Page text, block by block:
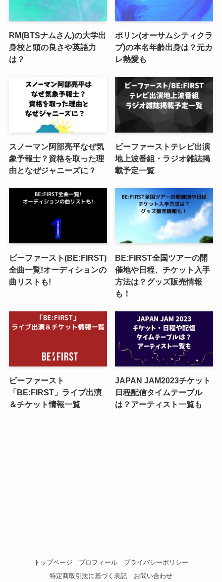
RM(BTSナムさん)の大学出
身校と頭の良さや英語力
は？
ポリン(オーサムシティクラ
ブ)の本名年齢出身は？元カ
レ熱愛も
スノーマン阿部亮平なぜ気
象予報士？資格を取った理
由となぜジャニーズに？
ビーファーストテレビ出演
地上波番組・ラジオ雑誌掲
載予定一覧
ビーファースト(BE:FIRST)
全曲一覧!オーディションの
曲リストも!
BE:FIRST全国ツアーの開
催地や日程、チケット入手
方法は？グッズ販売情報
も！
ビーファースト
「BE:FIRST」ライブ出演
＆チケット情報一覧
JAPAN JAM2023チケット
日程配信タイムテーブル
は？アーティスト一覧も
トップページ プロフィール
プライバシーポリシー
特定商取引法に基づく表記
お問い合わせ